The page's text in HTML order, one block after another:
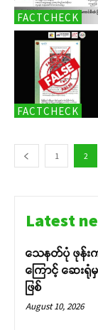
FACTCHECK
FACTCHECK
1 2
Latest
သေနတ်ပုံ ဖုန်
ကြောင့် ဆေး
ဖြစ်
August 10, 2026